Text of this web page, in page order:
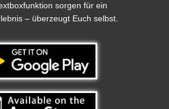
sorgen für ein
– überzeugt Euch selbst.